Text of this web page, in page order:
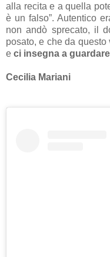
alla recita e a quella
è un falso”. Autentico
non andò sprecato, il
posato, e che da
e ci insegna a
Cecilia Mariani